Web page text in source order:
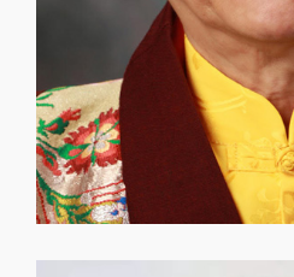
開初教尊
開初教尊